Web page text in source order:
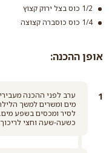
1/2 כוס בצל ירוק קצוץ
1/4 כוס כוסברה קצוצה
אופן ההכנה:
ערב לפני ההכנה
מים ומשרים למשך
לסיר ומכסים בשפע
כשעה-שעה וחצי